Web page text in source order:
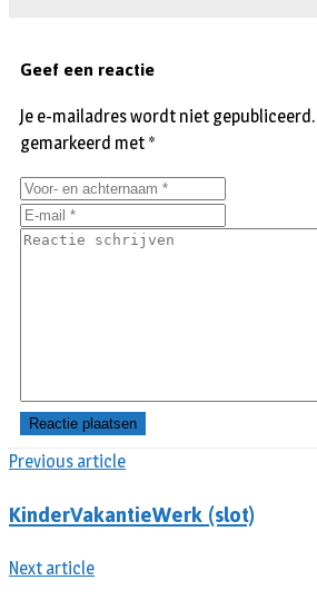
Previous article
KinderVakantieWerk (slot)
Next article
Geef een reactie
Je e-mailadres wordt niet gepubliceerd.
gemarkeerd met *